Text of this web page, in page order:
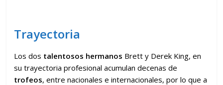
Trayectoria
Los dos talentosos hermanos Brett y Derek King, en
su trayectoria profesional acumulan decenas de
trofeos, entre nacionales e internacionales, por lo que a